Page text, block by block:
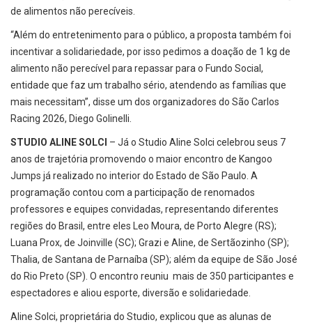
de alimentos não perecíveis.
“Além do entretenimento para o público, a proposta também foi
incentivar a solidariedade, por isso pedimos a doação de 1 kg de
alimento não perecível para repassar para o Fundo Social,
entidade que faz um trabalho sério, atendendo as famílias que
mais necessitam”, disse um dos organizadores do São Carlos
Racing 2026, Diego Golinelli.
STUDIO ALINE SOLCI – Já o Studio Aline Solci celebrou seus 7
anos de trajetória promovendo o maior encontro de Kangoo
Jumps já realizado no interior do Estado de São Paulo. A
programação contou com a participação de renomados
professores e equipes convidadas, representando diferentes
regiões do Brasil, entre eles Leo Moura, de Porto Alegre (RS);
Luana Prox, de Joinville (SC); Grazi e Aline, de Sertãozinho (SP);
Thalia, de Santana de Parnaíba (SP); além da equipe de São José
do Rio Preto (SP). O encontro reuniu mais de 350 participantes e
espectadores e aliou esporte, diversão e solidariedade.
Aline Solci, proprietária do Studio, explicou que as alunas de